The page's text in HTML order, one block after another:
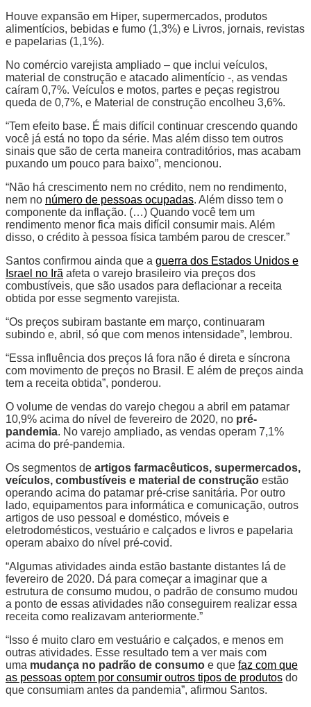
Houve expansão em Hiper, supermercados, produtos
alimentícios, bebidas e fumo (1,3%) e Livros, jornais, revistas
e papelarias (1,1%).
No comércio varejista ampliado – que inclui veículos,
material de construção e atacado alimentício -, as vendas
caíram 0,7%. Veículos e motos, partes e peças registrou
queda de 0,7%, e Material de construção encolheu 3,6%.
“Tem efeito base. É mais difícil continuar crescendo quando
você já está no topo da série. Mas além disso tem outros
sinais que são de certa maneira contraditórios, mas acabam
puxando um pouco para baixo”, mencionou.
“Não há crescimento nem no crédito, nem no rendimento,
nem no número de pessoas ocupadas. Além disso tem o
componente da inflação. (…) Quando você tem um
rendimento menor fica mais difícil consumir mais. Além
disso, o crédito à pessoa física também parou de crescer.”
Santos confirmou ainda que a guerra dos Estados Unidos e
Israel no Irã afeta o varejo brasileiro via preços dos
combustíveis, que são usados para deflacionar a receita
obtida por esse segmento varejista.
“Os preços subiram bastante em março, continuaram
subindo e, abril, só que com menos intensidade”, lembrou.
“Essa influência dos preços lá fora não é direta e síncrona
com movimento de preços no Brasil. E além de preços ainda
tem a receita obtida”, ponderou.
O volume de vendas do varejo chegou a abril em patamar
10,9% acima do nível de fevereiro de 2020, no pré-
pandemia. No varejo ampliado, as vendas operam 7,1%
acima do pré-pandemia.
Os segmentos de artigos farmacêuticos, supermercados,
veículos, combustíveis e material de construção estão
operando acima do patamar pré-crise sanitária. Por outro
lado, equipamentos para informática e comunicação, outros
artigos de uso pessoal e doméstico, móveis e
eletrodomésticos, vestuário e calçados e livros e papelaria
operam abaixo do nível pré-covid.
“Algumas atividades ainda estão bastante distantes lá de
fevereiro de 2020. Dá para começar a imaginar que a
estrutura de consumo mudou, o padrão de consumo mudou
a ponto de essas atividades não conseguirem realizar essa
receita como realizavam anteriormente.”
“Isso é muito claro em vestuário e calçados, e menos em
outras atividades. Esse resultado tem a ver mais com
uma mudança no padrão de consumo e que faz com que
as pessoas optem por consumir outros tipos de produtos do
que consumiam antes da pandemia”, afirmou Santos.